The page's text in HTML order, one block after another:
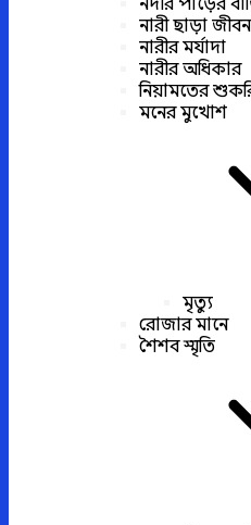
নদীর পাড়ের
নারী ছাড়া জীবন
নারীর মর্যাদা
নারীর অধিকার
নিয়ামতের
মনের মুখোশ
মৃত্যু
রোজার মানে
শৈশব স্মৃতি